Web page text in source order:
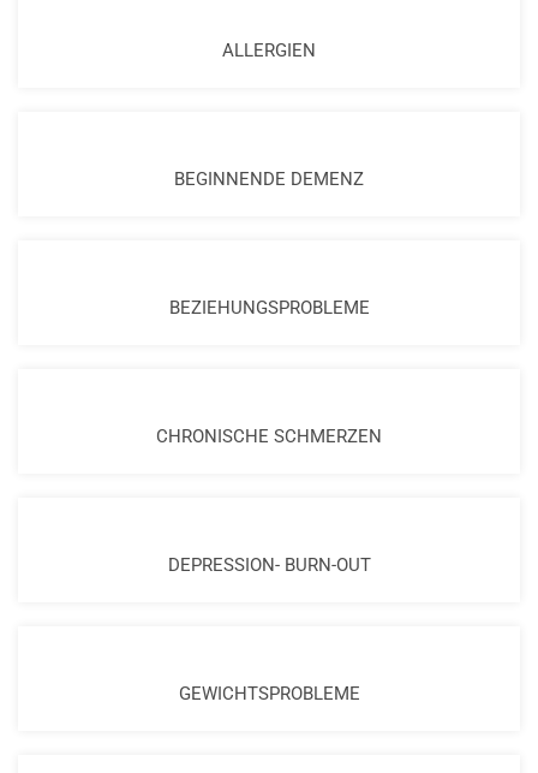
ALLERGIEN
BEGINNENDE DEMENZ
BEZIEHUNGSPROBLEME
CHRONISCHE SCHMERZEN
DEPRESSION- BURN-OUT
GEWICHTSPROBLEME